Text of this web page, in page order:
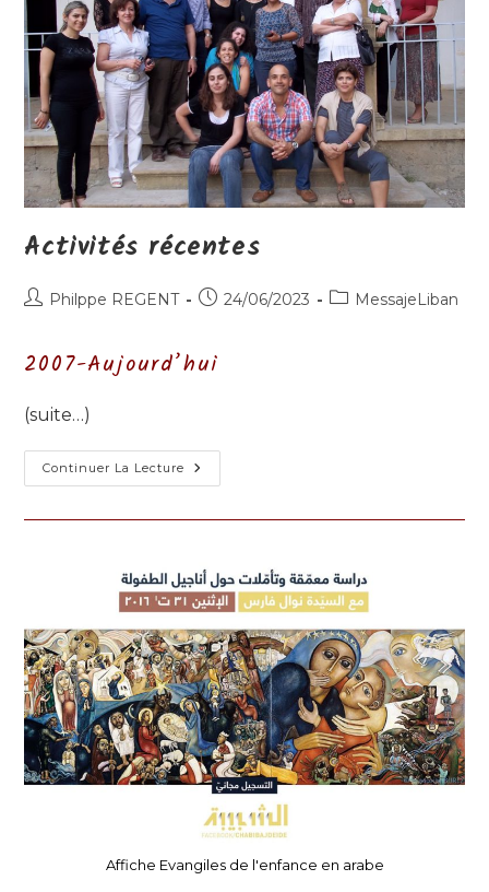
Activités récentes
Auteur/autrice
publication :
Philppe REGENT
Publication
24/06/2023
PostMessajeLiban
2007-Aujourd’hui
(suite…)
Continuer La Lecture Activités
Récentes
Affiche Evangiles de l'enfance en arabe